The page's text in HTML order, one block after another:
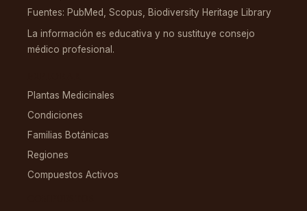
Fuentes: PubMed, Scopus, Biodiversity Heritage Library
La información es educativa y no sustituye consejo
médico profesional.
Plantas Medicinales
Condiciones
Familias Botánicas
Regiones
Compuestos Activos